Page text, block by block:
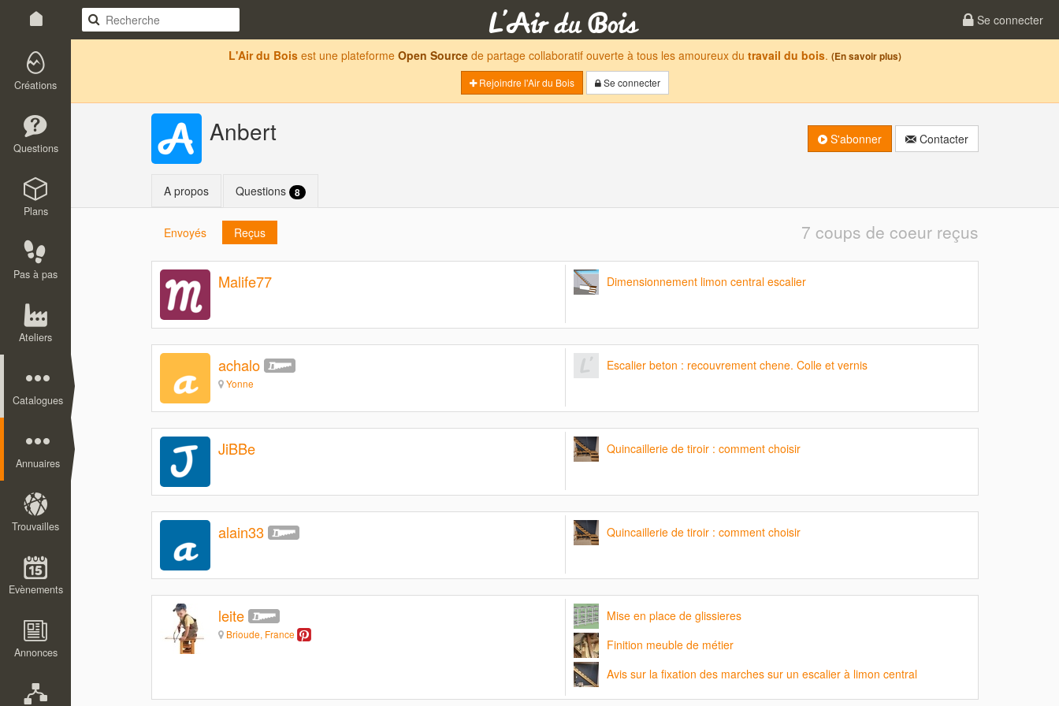
Se connecter
Créations
Questions
Plans
Pas à pas
Ateliers
Catalogues
Annuaires
Trouvailles
Evènements
Annonces
L'Air du Bois est une plateforme Open Source de partage collaboratif ouverte à tous les amoureux du travail du bois. (En savoir plus)
Rejoindre l'Air du Bois
Se connecter
Anbert S'abonner Contacter
A propos Questions 8
Envoyés Reçus 7 coups de coeur reçus
Malife77 Dimensionnement limon central escalier
achalo
Yonne
Escalier beton : recouvrement chene. Colle et vernis
JiBBe Quincaillerie de tiroir : comment choisir
alain33 Quincaillerie de tiroir : comment choisir
leite
Brioude, France
Mise en place de glissieres
Finition meuble de métier
Avis sur la fixation des marches sur un escalier à limon central